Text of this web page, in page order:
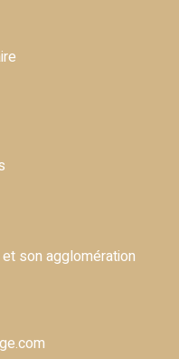
son agglomération